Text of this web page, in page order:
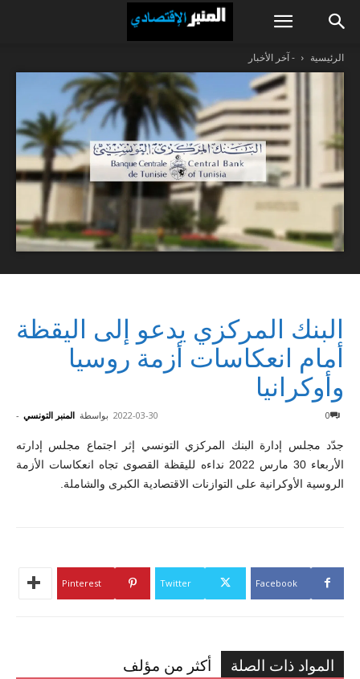
الرئيسية - آخر الأخبار
البنك المركزي يدعو إلى اليقظة
أمام انعكاسات أزمة روسيا
وأوكرانيا
بواسطة المنبر التونسي - 2022-03-30 0
جدّد مجلس إدارة البنك المركزي التونسي إثر اجتماع مجلس إدارته
الأربعاء 30 مارس 2022 نداءه لليقظة القصوى تجاه انعكاسات الأزمة
الروسية الأوكرانية على التوازنات الاقتصادية الكبرى والشاملة.
Facebook
Twitter
Pinterest
المواد ذات الصلة أكثر من مؤلف